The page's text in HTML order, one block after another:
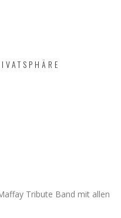
Tribute Band mit allen